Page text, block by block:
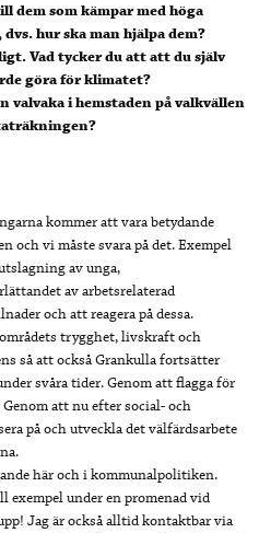
dem som kämpar med höga
hur ska man hjälpa dem?
Vad tycker du att att du själv
göra för klimatet?
valvaka i hemstaden på valkvällen
kommer att vara betydande
och vi måste svara på det. Exempel
av unga,
av arbetsrelaterad
och att reagera på dessa.
trygghet, livskraft och
så att också Grankulla fortsätter
svåra tider. Genom att flagga för
att nu efter social- och
på och utveckla det välfärdsarbete
här och i kommunalpolitiken.
exempel under en promenad vid
Jag är också alltid kontaktbar via